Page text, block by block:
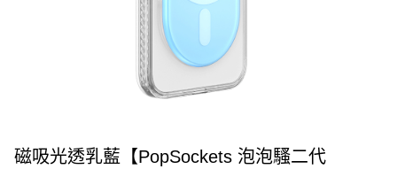
磁吸光透乳藍【PopSockets 泡泡騷二代